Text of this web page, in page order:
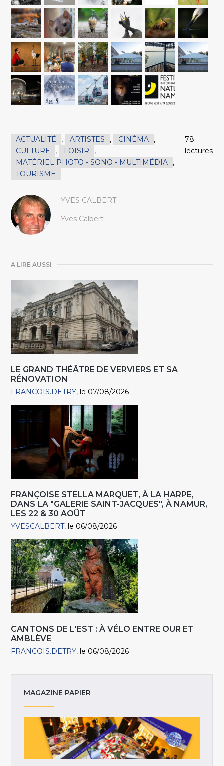
ACTUALITÉ , ARTISTES , CINÉMA
,
CULTURE
, LOISIR
,
MATÉRIEL PHOTO - SONO - MULTIMÉDIA
,
TOURISME
78
lectures
YVES CALBERT
Yves Calbert
A LIRE AUSSI
LE GRAND THÉÂTRE DE VERVIERS ET SA
RÉNOVATION
FRANCOIS.DETRY le 07/08/2026
FRANÇOISE STELLA MARQUET, À LA HARPE,
DANS LA "GALERIE SAINT-JACQUES", À NAMUR,
LES 22 & 30 AOÛT
YVESCALBERT le 06/08/2026
CANTONS DE L'EST : À VÉLO ENTRE OUR ET
AMBLÈVE
FRANCOIS.DETRY le 06/08/2026
MAGAZINE PAPIER